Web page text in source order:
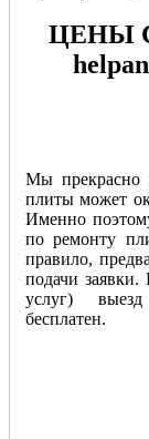
ЦЕНЫ
Мы прекрасно
плиты может
Именно
по ремонту
правило,
подачи заявки.
услуг)
бесплатен.